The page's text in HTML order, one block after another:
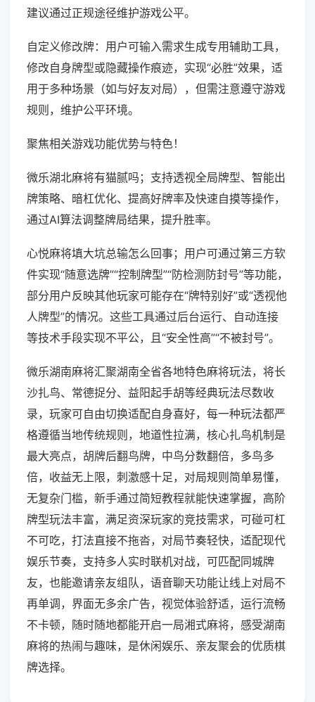
建议通过正规途径维护游戏公平。
自定义修改牌：用户可输入需求生成专用辅助工具，
修改自身牌型或隐藏操作痕迹，实现“必胜”效果，适
用于多种场景（如与好友对局），但需注意遵守游戏
规则，维护公平环境。
聚焦相关游戏功能优势与特色！
微乐湖北麻将有猫腻吗；支持透视全局牌型、智能出
牌策略、暗杠优化、提高好牌率及快速自摸等操作，
通过AI算法调整牌局结果，提升胜率。
心悦麻将填大坑总输怎么回事；用户可通过第三方软
件实现“随意选牌”“控制牌型”“防检测防封号”等功能，
部分用户反映其他玩家可能存在“牌特别好”或“透视他
人牌型”的情况。这些工具通过后台运行、自动连接
等技术手段实现不平公，且“安全性高”“不被封号”。
微乐湖南麻将汇聚湖南全省各地特色麻将玩法，将长
沙扎鸟、常德捉分、益阳起手胡等经典玩法尽数收
录，玩家可自由切换适配自身喜好，每一种玩法都严
格遵循当地传统规则，地道性拉满，核心扎鸟机制是
最大亮点，胡牌后翻鸟牌，中鸟分数翻倍，多鸟多
倍，收益无上限，刺激感十足，对局规则简单易懂，
无复杂门槛，新手通过简短教程就能快速掌握，高阶
牌型玩法丰富，满足资深玩家的竞技需求，可碰可杠
不可吃，打法直接不拖沓，对局节奏轻快，适配现代
娱乐节奏，支持多人实时联机对战，可匹配同城牌
友，也能邀请亲友组队，语音聊天功能让线上对局不
再单调，界面无多余广告，视觉体验舒适，运行流畅
不卡顿，随时随地都能开启一局湘式麻将，感受湖南
麻将的热闹与趣味，是休闲娱乐、亲友聚会的优质棋
牌选择。